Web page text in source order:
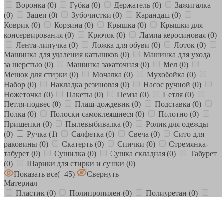
Воронка (0) Губка (0) Держатель (0)
Зажигалка
(0)
Зацеп (0) Зубочистки (0) Карандаш (0)
Коврик (0) Корзина (0) Крышка (0)
Крышки для
консервирования (0) Крючок (0) Лампа керосиновая (0)
Лента-липучка (0) Ложка для обуви (0) Лоток (0)
Машинка для удаления катышков (0)
Машинка для ухода
за шерстью (0) Машинка закаточная (0) Мел (0)
Мешок для стирки (0) Мочалка (0) Мухобойка (0)
Набор (0) Накладка резиновая (0) Насос ручной (0)
Ножеточка (0) Пакеты (0) Пемза (0) Петля (0)
Петля-подвес (0) Плащ-дождевик (0) Подставка (0)
Полка (0) Полоски самоклеящиеся (0) Полотно (0)
Прищепки (0) Пылевыбивалка (0)
Ролик для одежды
(0)
Ручка (1) Салфетка (0) Свеча (0)
Сито для
раковины (0) Скатерть (0) Спички (0)
Стремянка-
табурет (0) Сушилка (0) Сушка складная (0)
Табурет
(0)
Шарики для стирки и сушки (0)
Показать все(+45)
Свернуть
Материал
Пластик (0) Полипропилен (0) Полиуретан (0)